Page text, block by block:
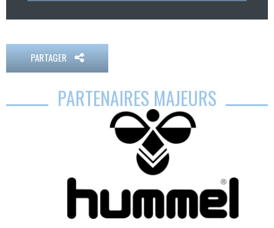
PARTAGER
PARTENAIRES MAJEURS